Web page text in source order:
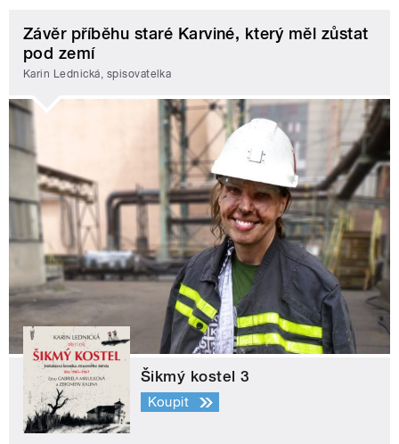
Závěr příběhu staré Karviné, který měl zůstat
pod zemí
Karin Lednická, spisovatelka
Šikmý kostel 3
Koupit